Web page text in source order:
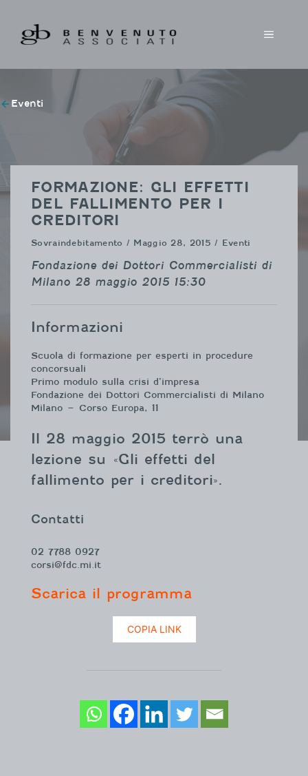
contenuto
MENU
Eventi
FORMAZIONE: GLI EFFETTI
DEL FALLIMENTO PER I
CREDITORI
Sovraindebitamento / Maggio 28, 2015 / Eventi
Fondazione dei Dottori Commercialisti di
Milano 28 maggio 2015 15:30
Informazioni
Scuola di formazione per esperti in procedure
concorsuali
Primo modulo sulla crisi d’impresa
Fondazione dei Dottori Commercialisti di Milano
Milano – Corso Europa, 11
Il 28 maggio 2015 terrò una
lezione su «Gli effetti del
fallimento per i creditori».
Contatti
02 7788 0927
corsi@fdc.mi.it
Scarica il programma
COPIA LINK